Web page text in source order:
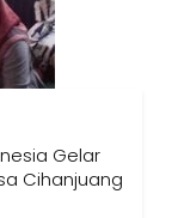
Gelar
Cihanjuang